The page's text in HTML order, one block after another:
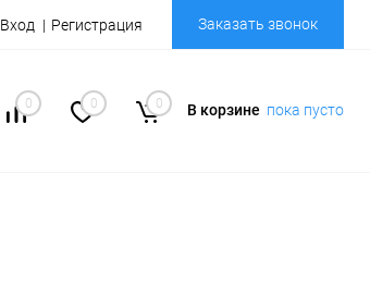
Вход Регистрация Заказать звонок
0 0 0 В корзине пока пусто